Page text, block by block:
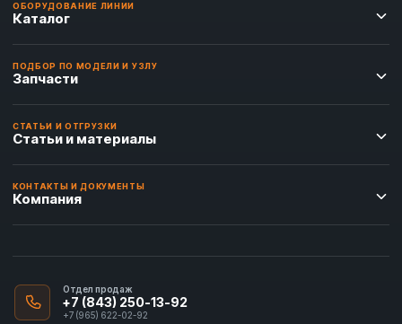
ОБОРУДОВАНИЕ ЛИНИИ
Каталог
ПОДБОР ПО МОДЕЛИ И УЗЛУ
Запчасти
СТАТЬИ И ОТГРУЗКИ
Статьи и материалы
КОНТАКТЫ И ДОКУМЕНТЫ
Компания
Отдел продаж
+7 (843) 250-13-92
+7 (965) 622-02-92